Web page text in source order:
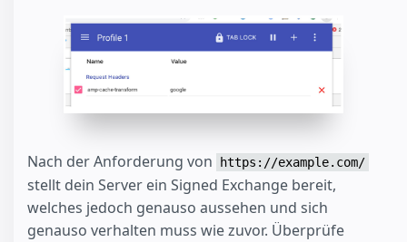
Nach der Anforderung von https://example.com/
stellt dein Server ein Signed Exchange bereit,
welches jedoch genauso aussehen und sich
genauso verhalten muss wie zuvor. Überprüfe